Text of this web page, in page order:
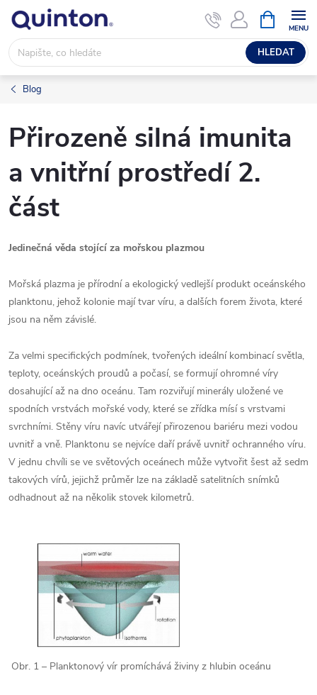
Přejít
obsah
HLEDAT
NÁKUPNÍ
KOŠÍK
Blog
Přirozeně silná imunita
a vnitřní prostředí 2.
část
Jedinečná věda stojící za mořskou plazmou
Mořská plazma je přírodní a ekologický vedlejší produkt oceánského
planktonu, jehož kolonie mají tvar víru, a dalších forem života, které
jsou na něm závislé.
Za velmi specifických podmínek, tvořených ideální kombinací světla,
teploty, oceánských proudů a počasí, se formují ohromné víry
dosahující až na dno oceánu. Tam rozviřují minerály uložené ve
spodních vrstvách mořské vody, které se zřídka mísí s vrstvami
svrchními. Stěny víru navíc utvářejí přirozenou bariéru mezi vodou
uvnitř a vně. Planktonu se nejvíce daří právě uvnitř ochranného víru.
V jednu chvíli se ve světových oceánech může vytvořit šest až sedm
takových vírů, jejichž průměr lze na základě satelitních snímků
odhadnout až na několik stovek kilometrů.
Obr. 1 – Planktonový vír promíchává živiny z hlubin oceánu